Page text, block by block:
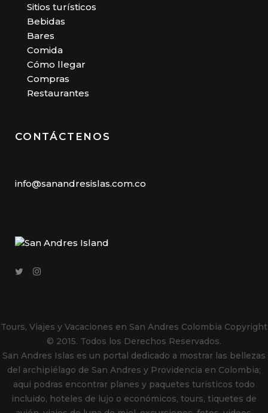
Sitios turísticos
Bebidas
Bares
Comida
Cómo llegar
Compras
Restaurantes
CONTÁCTENOS
info@sanandresislas.com.co
Tours, Viajes y Vacaciones en San Andres Colombia Copyright
© 2015. Todos los Derechos Reservados.
San Andres Islas es un portal dedicado a mostrar las bellezas
del archipiélago de San Andres y Providencia en Colombia;
aqui podras encontrar planes y paquetes turisticos todo
incluido, hoteles de lujo o económicos, tours, tiquetes de